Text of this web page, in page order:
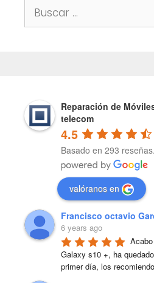
Buscar:
Reparación de
telecom
4.5
Basado en 293 reseñas.
valóranos en
Francisco octavio
6 years ago
Galaxy s10 +, ha
primer día, los recomiendo